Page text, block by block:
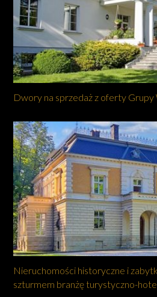
Dwory na sprzedaż z oferty Grupy
Nieruchomości historyczne i
szturmem branżę turystyczno-